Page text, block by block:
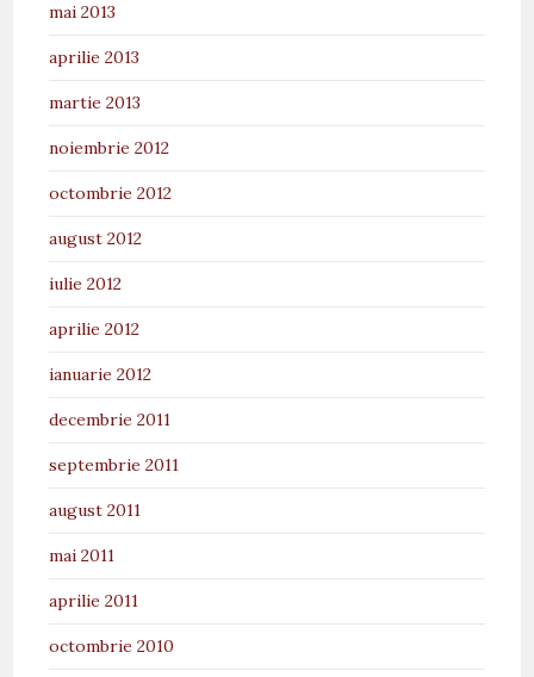
mai 2013
aprilie 2013
martie 2013
noiembrie 2012
octombrie 2012
august 2012
iulie 2012
aprilie 2012
ianuarie 2012
decembrie 2011
septembrie 2011
august 2011
mai 2011
aprilie 2011
octombrie 2010